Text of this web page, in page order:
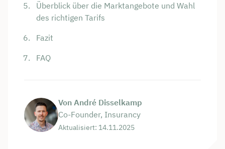
Überblick über die Marktangebote und Wahl
des richtigen Tarifs
Fazit
FAQ
Von André Disselkamp
Co-Founder, Insurancy
Aktualisiert: 14.11.2025